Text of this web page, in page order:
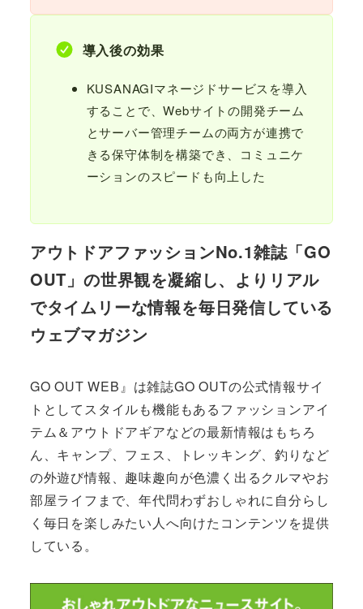
導入後の効果
KUSANAGIマネージドサービスを導入
することで、Webサイトの開発チーム
とサーバー管理チームの両方が連携で
きる保守体制を構築でき、コミュニケ
ーションのスピードも向上した
アウトドアファッションNo.1雑誌「GO
OUT」の世界観を凝縮し、よりリアル
でタイムリーな情報を毎日発信している
ウェブマガジン
GO OUT WEB』は雑誌GO OUTの公式情報サイ
トとしてスタイルも機能もあるファッションアイ
テム＆アウトドアギアなどの最新情報はもちろ
ん、キャンプ、フェス、トレッキング、釣りなど
の外遊び情報、趣味趣向が色濃く出るクルマやお
部屋ライフまで、年代問わずおしゃれに自分らし
く毎日を楽しみたい人へ向けたコンテンツを提供
している。